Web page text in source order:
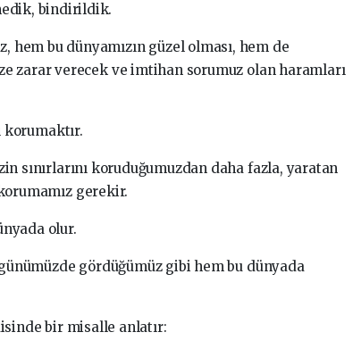
bindirildik.
bu dünyamızın güzel olması, hem de
zarar verecek ve imtihan sorumuz olan haramları
korumaktır.
sınırlarını koruduğumuzdan daha fazla, yaratan
gerekir.
olur.
gördüğümüz gibi hem bu dünyada
bir misalle anlatır: